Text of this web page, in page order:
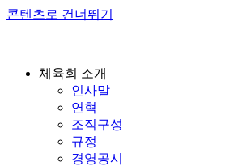
콘텐츠로 건너뛰기
체육회 소개
인사말
연혁
조직구성
규정
경영공시